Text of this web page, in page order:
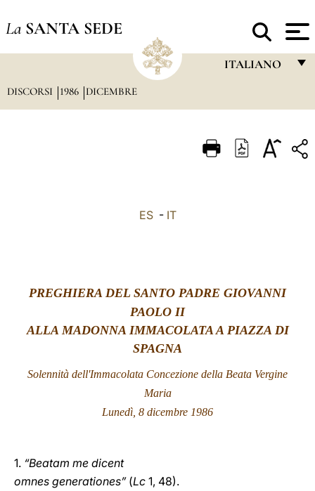
La SANTA SEDE
ITALIANO
ITALIANO
LATINE
DISCORSI 1986 DICEMBRE
ES- IT
PREGHIERA DEL SANTO PADRE GIOVANNI
PAOLO II
ALLA MADONNA IMMACOLATA A PIAZZA DI
SPAGNA
Solennità dell'Immacolata Concezione della Beata Vergine
Maria
Lunedì, 8 dicembre 1986
1. “Beatam me dicent
omnes generationes”(Lc 1, 48).